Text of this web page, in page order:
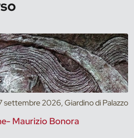
2026, Giardino di Palazzo
Maurizio Bonora